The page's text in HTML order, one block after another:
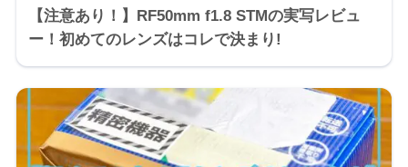
【注意あり！】RF50mm f1.8 STMの実写レビュ
ー！初めてのレンズはコレで決まり!